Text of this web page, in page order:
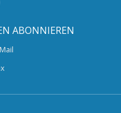
ABONNIEREN